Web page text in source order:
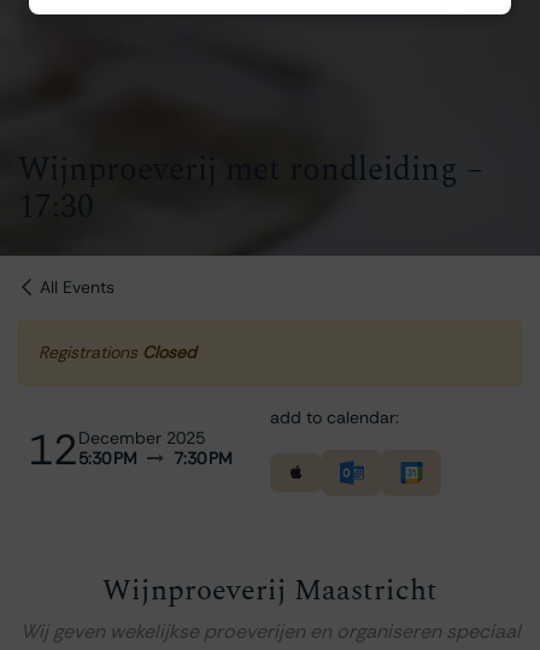
Wijnproeverij met rondleiding –
17:30
All Events
Registrations Closed
12December 2025
5:30 PM
7:30 PM
add to calendar:
Wijnproeverij Maastricht
Wij geven wekelijkse proeverijen en organiseren speciaal